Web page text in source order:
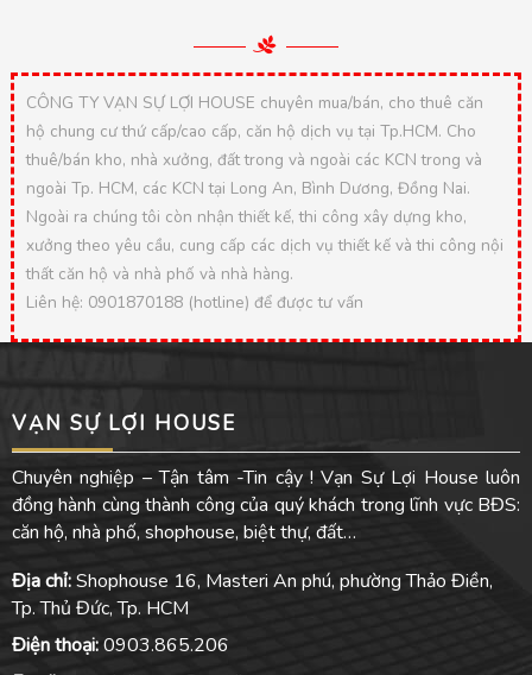
CÔNG TY VẠN SỰ LỢI HOUSE chuyên mua/bán, cho thuê căn
hộ chung cư thứ cấp/cao cấp, căn hộ dịch vụ tại Tp.HCM. Cho
thuê/bán kho, nhà xưởng, đất trong và ngoài các KCN trong và
ngoài Tp. HCM, các KCN tại Long An, Bình Dương, Đồng Nai.
Ngoài ra chúng tôi còn nhận thiết kế, thi công xây dựng kho,
xưởng theo yêu cầu, cung cấp các dịch vụ thiết kế và thi công nội
thất căn hộ và nhà phố và nhà hàng.
Liên hệ: 0901870188 (hotline) để được tư vấn
VẠN SỰ LỢI HOUSE
Chuyên nghiệp – Tận tâm -Tin cậy ! Vạn Sự Lợi House luôn
đồng hành cùng thành công của quý khách trong lĩnh vực BĐS:
căn hộ, nhà phố, shophouse, biệt thự, đất…
Địa chỉ:Shophouse 16, Masteri An phú, phường Thảo Điền,
Tp. Thủ Đức, Tp. HCM
Điện thoại:0903.865.206